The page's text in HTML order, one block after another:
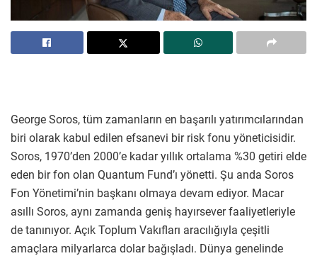
George Soros, tüm zamanların en başarılı yatırımcılarından
biri olarak kabul edilen efsanevi bir risk fonu yöneticisidir.
Soros, 1970’den 2000’e kadar yıllık ortalama %30 getiri elde
eden bir fon olan Quantum Fund’ı yönetti. Şu anda Soros
Fon Yönetimi’nin başkanı olmaya devam ediyor. Macar
asıllı Soros, aynı zamanda geniş hayırsever faaliyetleriyle
de tanınıyor. Açık Toplum Vakıfları aracılığıyla çeşitli
amaçlara milyarlarca dolar bağışladı. Dünya genelinde